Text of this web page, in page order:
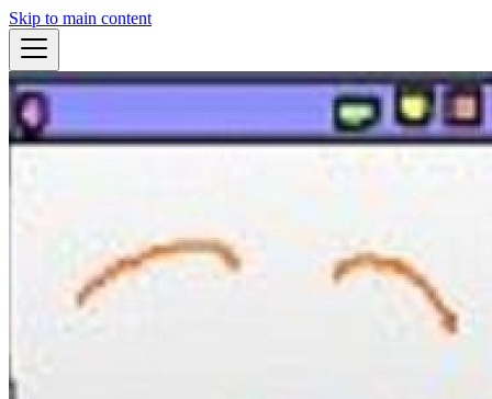
Skip to main content